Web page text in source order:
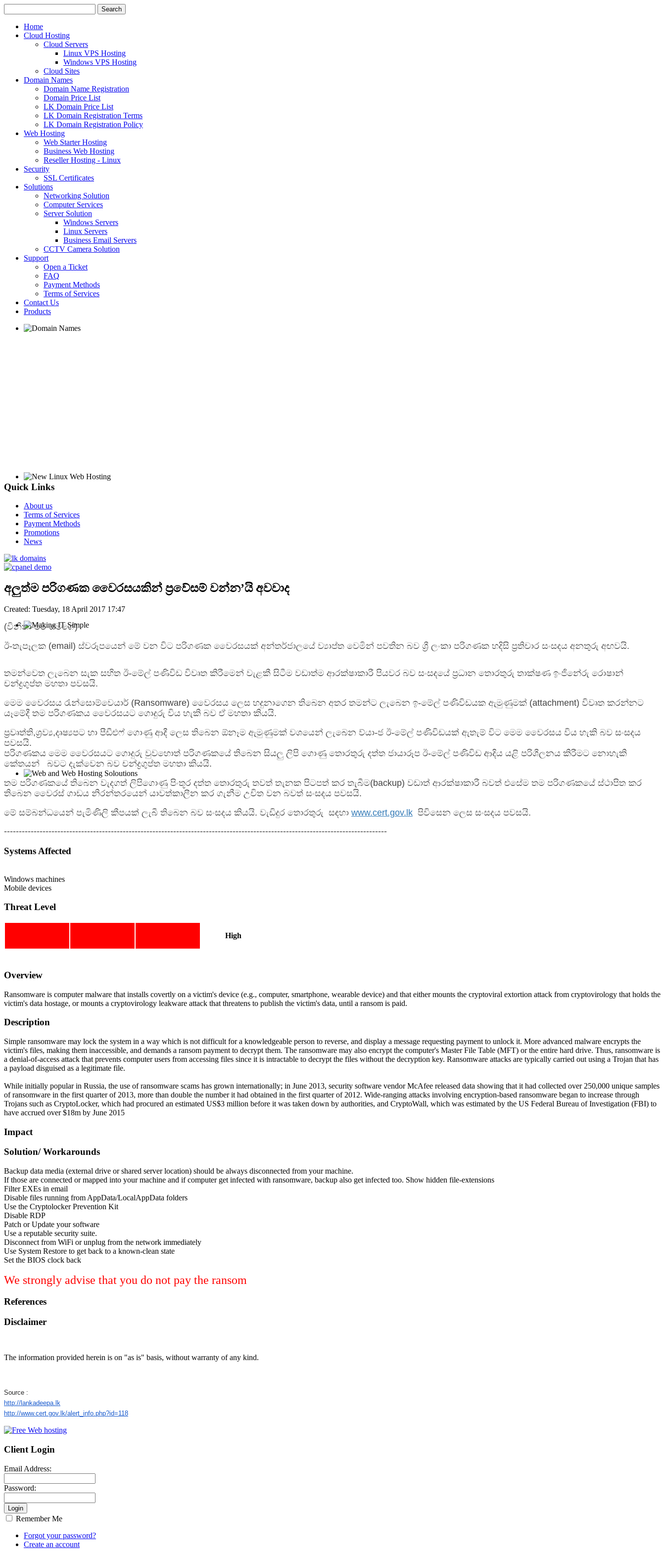
Home
Cloud Hosting
Cloud Servers
Linux VPS Hosting
Windows VPS Hosting
Cloud Sites
Domain Names
Domain Name Registration
Domain Price List
LK Domain Price List
LK Domain Registration Terms
LK Domain Registration Policy
Web Hosting
Web Starter Hosting
Business Web Hosting
Reseller Hosting - Linux
Security
SSL Certificates
Solutions
Networking Solution
Computer Services
Server Solution
Windows Servers
Linux Servers
Business Email Servers
CCTV Camera Solution
Support
Open a Ticket
FAQ
Payment Methods
Terms of Services
Contact Us
Products
Quick Links
About us
Terms of Services
Payment Methods
Promotions
News
අලුත්ම පරිගණක වෛරසයකින් ප්‍රවේසම් වන්න’යි අවවාද
Created: Tuesday, 18 April 2017 17:47
(විනීතා එම් ගමගේ)
ඊ-තැපෑලක (email) ස්වරූපයෙන් මේ වන විට පරිගණක වෛරසයක් අන්තර්ජාලයේ ව්‍යාප්ත වෙමින් පවතින බව ශ්‍රී ලංකා පරිගණක හදිසි ප්‍රතිචාර සංසදය අනතුරු අඟවයි.
තමන්වෙත ලැබෙන සැක සහිත ඊ-මේල් පණිවිඩ විවෘත කිරීමෙන් වැළකී සිටීම වඩාත්ම ආරක්ෂාකාරී පියවර බව සංසදයේ ප්‍රධාන තොරතුරු තාක්ෂණ ඉංජිනේරු රොෂාන්
චන්ද්‍රගුප්ත මහතා පවසයි.
මෙම වෛරසය රැන්සොම්වෙයාර් (Ransomware) වෛරසය ලෙස හදුනාගෙන තිබෙන අතර තමන්ට ලැබෙන ඉ-මේල් පණිවිඩයක ඇමුණුමක් (attachment) විවෘත කරන්නට
යෑමේදී තම පරිගණකය වෛරසයට ගොදුරු විය හැකි බව ඒ මහතා කියයි.
ප්‍රවෘත්ති,ශ්‍රව්‍ය,දෘෂ්‍යපට හා පීඩීඑෆ් ගොණු ආදී ලෙස තිබෙන ඕනෑම ඇමුණුමක් වශයෙන් ලැබෙන ව්යා-ජ ඊ-මේල් පණිවිඩයක් ඇතැම් විට මෙම වෛරසය විය හැකි බව සංසදය
පවසයි.
පරිගණකය මෙම වෛරසයට ගොදුරු වුවහොත් පරිගණකයේ තිබෙන සියලු ලිපි ගොණු තොරතුරු දත්ත ජායාරූප ඊ-මේල් පණිවිඩ ආදිය යළි පරිශීලනය කිරීමට නොහැකි
කේතයන් බවට දැක්වෙන බව චන්ද්‍රගුප්ත මහතා කියයි.
තම පරිගණකයේ තිබෙන වැදගත් ලිපිගොණු පිංතූර දත්ත තොරතුරු තවත් තැනක පිටපත් කර තැබීම(backup) වඩාත් ආරක්ෂාකාරී බවත් එසේම තම පරිගණකයේ ස්ථාපිත කර
තිබෙන වෛරස් ගාඩය නිරන්තරයෙන් යාවත්කාලීන කර ගැනීම උචිත වන බවත් සංසදය පවසයි.
මේ සම්බන්ධයෙන් පැමිණිලි කීපයක් ලැබී තිබෙන බව සංසදය කියයි. වැඩිදුර තොරතුරු සඳහා www.cert.gov.lk පිවිසෙන ලෙස සංසදය පවසයි.
---------------------------------------------------------------------------------------------------------------------------------
Systems Affected
Windows machines
Mobile devices
Threat Level
High
Overview
Ransomware is computer malware that installs covertly on a victim's device (e.g., computer, smartphone, wearable device) and that either mounts the cryptoviral extortion attack from cryptovirology that holds the
victim's data hostage, or mounts a cryptovirology leakware attack that threatens to publish the victim's data, until a ransom is paid.
Description
Simple ransomware may lock the system in a way which is not difficult for a knowledgeable person to reverse, and display a message requesting payment to unlock it. More advanced malware encrypts the
victim's files, making them inaccessible, and demands a ransom payment to decrypt them. The ransomware may also encrypt the computer's Master File Table (MFT) or the entire hard drive. Thus, ransomware is
a denial-of-access attack that prevents computer users from accessing files since it is intractable to decrypt the files without the decryption key. Ransomware attacks are typically carried out using a Trojan that has
a payload disguised as a legitimate file.
While initially popular in Russia, the use of ransomware scams has grown internationally; in June 2013, security software vendor McAfee released data showing that it had collected over 250,000 unique samples
of ransomware in the first quarter of 2013, more than double the number it had obtained in the first quarter of 2012. Wide-ranging attacks involving encryption-based ransomware began to increase through
Trojans such as CryptoLocker, which had procured an estimated US$3 million before it was taken down by authorities, and CryptoWall, which was estimated by the US Federal Bureau of Investigation (FBI) to
have accrued over $18m by June 2015
Impact
Solution/ Workarounds
Backup data media (external drive or shared server location) should be always disconnected from your machine.
If those are connected or mapped into your machine and if computer get infected with ransomware, backup also get infected too. Show hidden file-extensions
Filter EXEs in email
Disable files running from AppData/LocalAppData folders
Use the Cryptolocker Prevention Kit
Disable RDP
Patch or Update your software
Use a reputable security suite.
Disconnect from WiFi or unplug from the network immediately
Use System Restore to get back to a known-clean state
Set the BIOS clock back
We strongly advise that you do not pay the ransom
References
Disclaimer
The information provided herein is on "as is" basis, without warranty of any kind.
Source :
http://lankadeepa.lk
http://www.cert.gov.lk/alert_ info.php?id=118
Client Login
Email Address:
Password:
Remember Me
Forgot your password?
Create an account